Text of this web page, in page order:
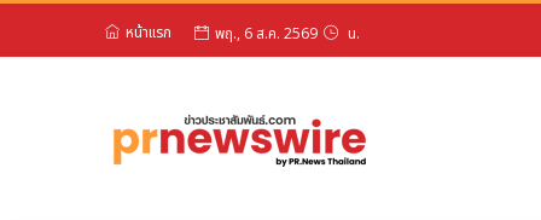
หมวดหมู่
สินค้า, บริการ
หน้าแรก
สวัสดียามสาย!
พฤ., 6 ส.ค. 2569
น.